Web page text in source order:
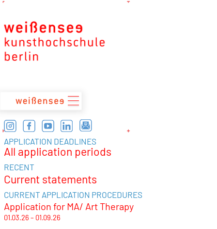
zum
APPLICATION DEADLINES
All application periods
RECENT
Current statements
CURRENT APPLICATION PROCEDURES
Application for MA/ Art Therapy
01.03.26 – 01.09.26